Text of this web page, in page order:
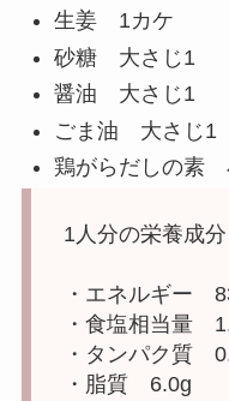
生姜 1カケ
砂糖 大さじ1
醤油 大さじ1
ごま油 大さじ1
鶏がらだしの素
1人分の栄養成分
・エネルギー
・食塩相当量
・タンパク質
・脂質 6.0g